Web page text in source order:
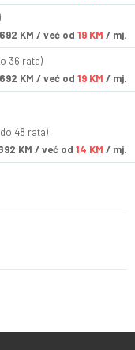
692 KM / već od 19 KM / mj.
36 rata)
692 KM / već od 19 KM / mj.
48 rata)
KM / već od 14 KM / mj.